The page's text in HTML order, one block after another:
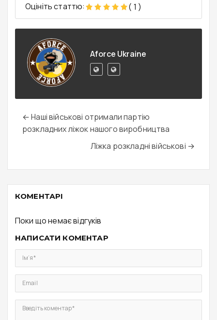
Оцініть статтю: ( 1 )
Aforce Ukraine
← Наші військові отримали партію
розкладних ліжок нашого виробництва
Ліжка розкладні військові →
КОМЕНТАРІ
Поки що немає відгуків
НАПИСАТИ КОМЕНТАР
Ім’я*
Email
Введіть коментар*